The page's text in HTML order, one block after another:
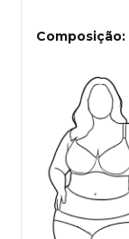
Composição: